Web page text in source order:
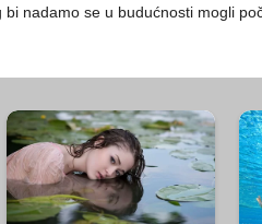
nadamo se u budućnosti mogli